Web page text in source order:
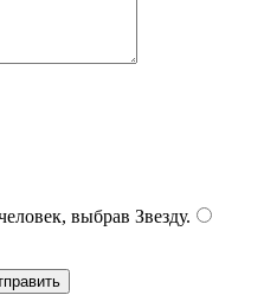
выбрав Звезду.